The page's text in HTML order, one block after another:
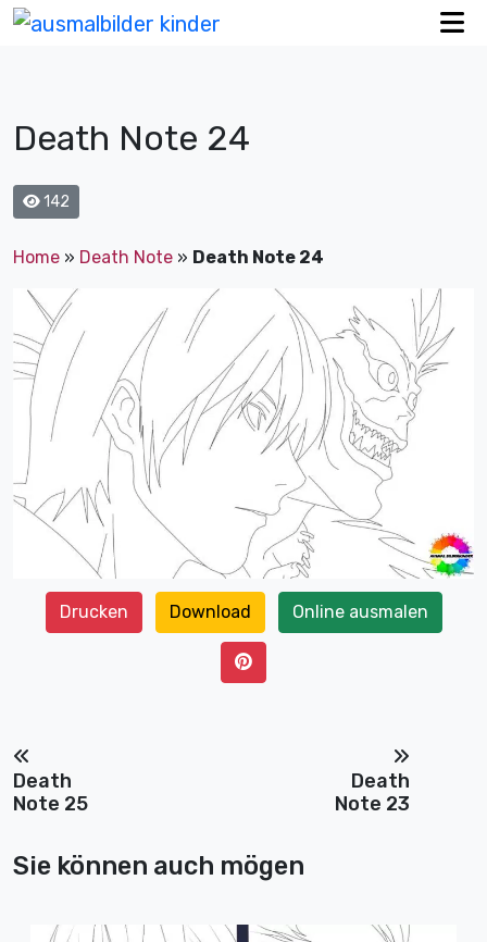
Death Note 24
142
Home » Death Note » Death Note 24
Drucken Download Online ausmalen
Death
Note 25
Death
Note 23
Sie können auch mögen